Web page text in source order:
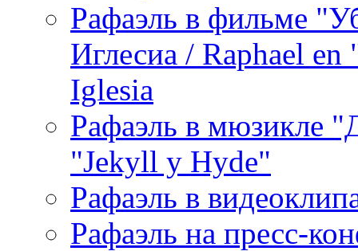
Рафаэль в фильме
Иглесиа / Raphael
Iglesia
Рафаэль в мюзикле
"Jekyll y Hyde"
Рафаэль в
Рафаэль на пресс-